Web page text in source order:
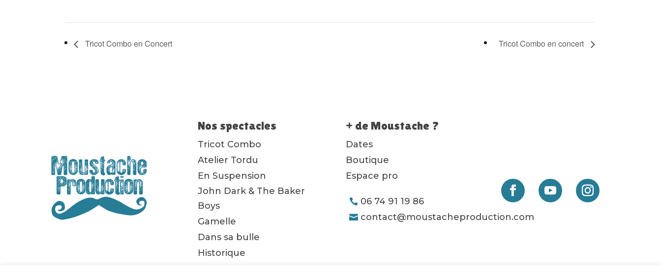
Tricot Combo en Concert Tricot Combo en concert
Nos spectacles
Tricot Combo
Atelier Tordu
En Suspension
John Dark & The Baker
Boys
Gamelle
Dans sa bulle
Historique
+ de Moustache ?
Dates
Boutique
Espace pro
06 74 91 19 86
contact@moustacheproduction.com